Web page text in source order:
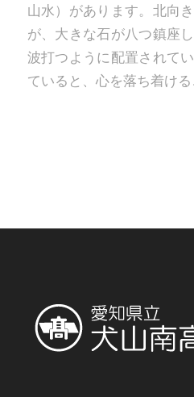
山水）があります。北向
が、大きな石が八つ鎮座
波打つように配置されて
ていると、心を落ち着ける